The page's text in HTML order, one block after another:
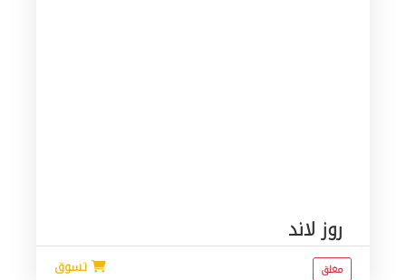
روز لاند
تسوق مغلق